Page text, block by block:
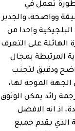
تعمل في
وواضحة، والجدير
واحدا من
الهائلة على التعرف
المرتبطة بمجال
ودقيق لتجنب
الجهة الموجه لها،
رائد يمكن الوثوق
اذ انه الافضل
الذي يقدم جميع